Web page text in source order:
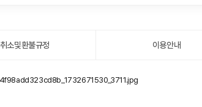
취소및환불규정 이용안내